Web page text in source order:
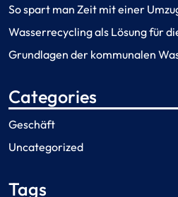
So spart man Zeit mit einer
Wasserrecycling als Lösung für
Grundlagen der kommunalen
Categories
Geschäft
Uncategorized
Tags